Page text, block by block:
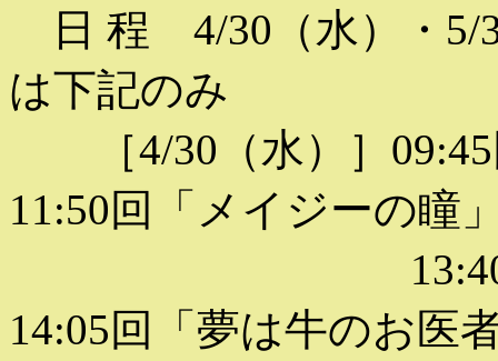
日 程 4/30（水）・5/
は下記のみ
［4/30（水）］09:45
11:50回「メイジーの瞳
13:40回「愛
14:05回「夢は牛のお医